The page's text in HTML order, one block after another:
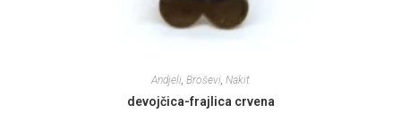
Andjeli, Broševi, Nakit
devojčica-frajlica crvena